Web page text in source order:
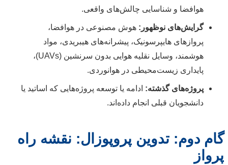
هوافضا و شناسایی چالش‌های واقعی.
گرایش‌های نوظهور: هوش مصنوعی در هوافضا،
پروازهای هایپرسونیک، پیشرانه‌های هیبریدی، مواد
هوشمند، وسایل نقلیه هوایی بدون سرنشین (UAVs)،
پایداری زیست‌محیطی در هوانوردی.
پروژه‌های گذشته: ادامه یا توسعه پروژه‌هایی که اساتید یا
دانشجویان قبلی انجام داده‌اند.
گام دوم: تدوین پروپوزال: نقشه راه
پرواز